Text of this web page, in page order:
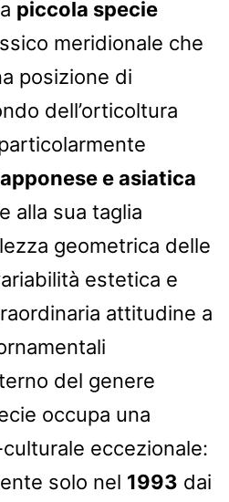
piccola specie
meridionale che
posizione di
dell’orticoltura
e asiatica
alla sua taglia
geometrica delle
estetica e
attitudine a
del genere
occupa una
eccezionale:
solo nel 1993 dai